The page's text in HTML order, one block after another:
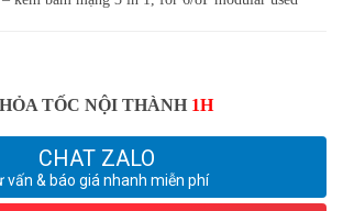
TỐC NỘI THÀNH 1H
CHAT ZALO
vấn & báo giá nhanh miễn phí